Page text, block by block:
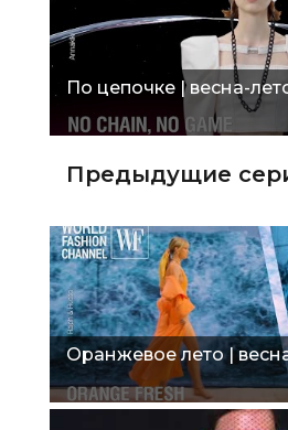
По цепочке | весна-
Предыдущие
Оранжевое лето |